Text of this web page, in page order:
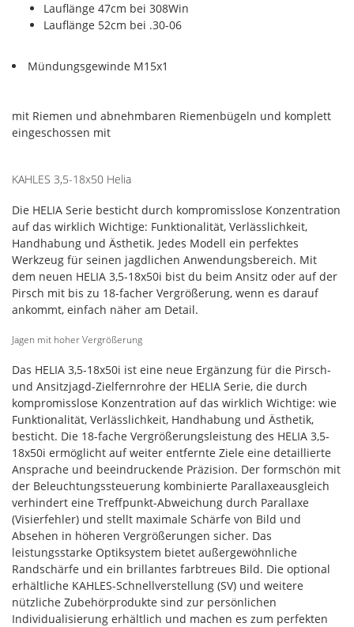
Lauflänge 47cm bei 308Win
Lauflänge 52cm bei .30-06
Mündungsgewinde M15x1
mit Riemen und abnehmbaren Riemenbügeln und komplett
eingeschossen mit
KAHLES 3,5-18x50 Helia
Die HELIA Serie besticht durch kompromisslose Konzentration
auf das wirklich Wichtige: Funktionalität, Verlässlichkeit,
Handhabung und Ästhetik. Jedes Modell ein perfektes
Werkzeug für seinen jagdlichen Anwendungsbereich. Mit
dem neuen HELIA 3,5-18x50i bist du beim Ansitz oder auf der
Pirsch mit bis zu 18-facher Vergrößerung, wenn es darauf
ankommt, einfach näher am Detail.
Jagen mit hoher Vergrößerung
Das HELIA 3,5-18x50i ist eine neue Ergänzung für die Pirsch-
und Ansitzjagd-Zielfernrohre der HELIA Serie, die durch
kompromisslose Konzentration auf das wirklich Wichtige: wie
Funktionalität, Verlässlichkeit, Handhabung und Ästhetik,
besticht. Die 18-fache Vergrößerungsleistung des HELIA 3,5-
18x50i ermöglicht auf weiter entfernte Ziele eine detaillierte
Ansprache und beeindruckende Präzision. Der formschön mit
der Beleuchtungssteuerung kombinierte Parallaxeausgleich
verhindert eine Treffpunkt-Abweichung durch Parallaxe
(Visierfehler) und stellt maximale Schärfe von Bild und
Absehen in höheren Vergrößerungen sicher. Das
leistungsstarke Optiksystem bietet außergewöhnliche
Randschärfe und ein brillantes farbtreues Bild. Die optional
erhältliche KAHLES-Schnellverstellung (SV) und weitere
nützliche Zubehörprodukte sind zur persönlichen
Individualisierung erhältlich und machen es zum perfekten